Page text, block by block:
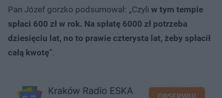
Pan Józef gorzko podsumował: „Czyli w tym tempie
spłaci 600 zł w rok. Na spłatę 6000 zł potrzeba
dziesięciu lat, no to prawie czterysta lat, żeby spłacił
całą kwotę”.